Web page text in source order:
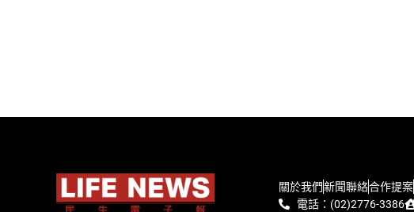
關於我們新聞聯絡合作提案
電話：(02)2776-3386